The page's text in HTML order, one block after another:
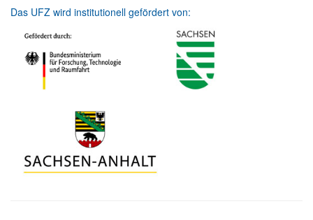
Das UFZ wird institutionell gefördert von: